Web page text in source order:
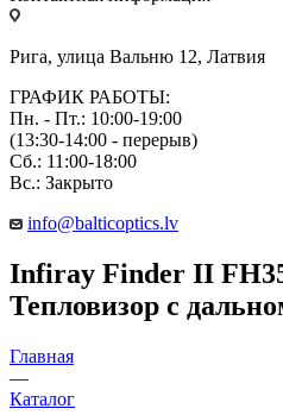
Рига, улица Вальню 12, Латвия
ГРАФИК РАБОТЫ:
Пн. - Пт.: 10:00-19:00
(13:30-14:00 - перерыв)
Сб.: 11:00-18:00
Вс.: Закрыто
info@balticoptics.lv
Infiray Finder II
Тепловизор с
Главная
—
Каталог